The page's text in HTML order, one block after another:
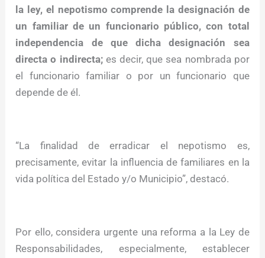
la ley, el nepotismo comprende la designación de
un familiar de un funcionario público, con total
independencia de que dicha designación sea
directa o indirecta;es decir, que sea nombrada por
el funcionario familiar o por un funcionario que
depende de él.
“La finalidad de erradicar el nepotismo es,
precisamente, evitar la influencia de familiares en la
vida política del Estado y/o Municipio”, destacó.
Por ello, considera urgente una reforma a la Ley de
Responsabilidades, especialmente, establecer